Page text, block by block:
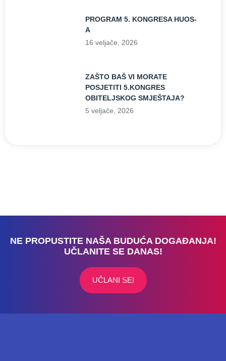
PROGRAM 5. KONGRESA HUOS-
A
16 veljače, 2026
ZAŠTO BAŠ VI MORATE
POSJETITI 5.KONGRES
OBITELJSKOG SMJEŠTAJA?
5 veljače, 2026
NE PROPUSTITE NAŠA BUDUĆA DOGAĐANJA!
UČLANITE SE DANAS!
UČLANI SE!